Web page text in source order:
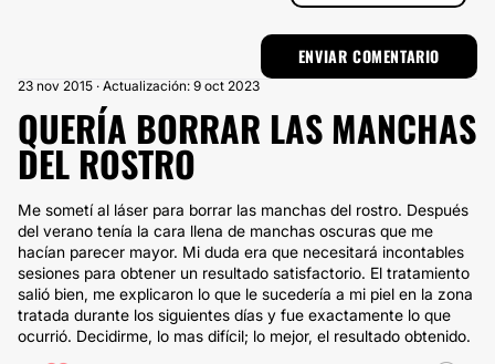
23 nov 2015 · Actualización: 9 oct 2023
QUERÍA BORRAR LAS MANCHAS
DEL ROSTRO
Me sometí al láser para borrar las manchas del rostro. Después
del verano tenía la cara llena de manchas oscuras que me
hacían parecer mayor. Mi duda era que necesitará incontables
sesiones para obtener un resultado satisfactorio. El tratamiento
salió bien, me explicaron lo que le sucedería a mi piel en la zona
tratada durante los siguientes días y fue exactamente lo que
ocurrió. Decidirme, lo mas difícil; lo mejor, el resultado obtenido.